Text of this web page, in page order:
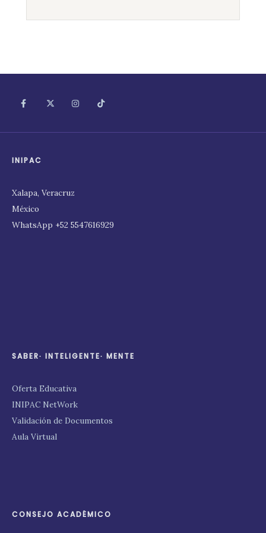
INIPAC
Xalapa, Veracruz
México
WhatsApp +52 5547616929
SABER∙ INTELIGENTE∙ MENTE
Oferta Educativa
INIPAC NetWork
Validación de Documentos
Aula Virtual
CONSEJO ACADÉMICO